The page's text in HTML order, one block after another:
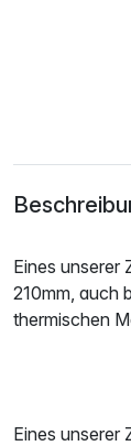
Eines unserer
210mm, auch
thermischen
Eines unserer